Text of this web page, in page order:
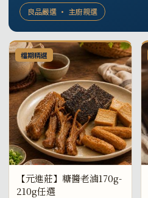
良品嚴選 · 主廚親選
檔期精選
【元進莊】糖醬老滷170g-
210g任選